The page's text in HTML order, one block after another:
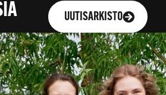
UUTISARKISTO